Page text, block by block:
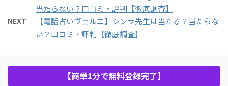
当たらない？口コミ・評判【徹底調査】
NEXT
【電話占いヴェルニ】シンラ先生は当たる？当たらな
い？口コミ・評判【徹底調査】
【簡単1分で無料登録完了】